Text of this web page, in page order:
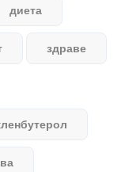
диета
здраве